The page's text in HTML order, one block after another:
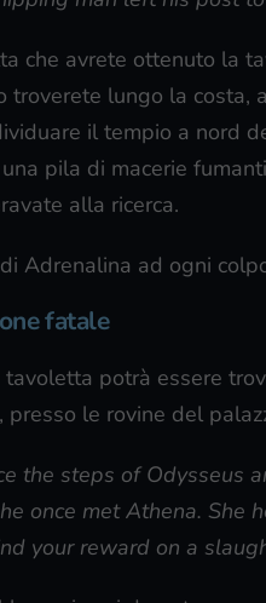
che avrete ottenuto la
troverete lungo la
il tempio a nord
pila di macerie
alla ricerca.
Adrenalina ad ogni
fatale
potrà essere
presso le rovine del
the steps of Odysseus
once met Athena.
your reward on a